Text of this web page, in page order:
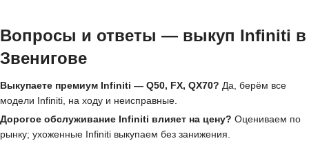
Вопросы и ответы — выкуп Infiniti в
Звенигове
Выкупаете премиум Infiniti — Q50, FX, QX70? Да, берём все
модели Infiniti, на ходу и неисправные.
Дорогое обслуживание Infiniti влияет на цену? Оцениваем по
рынку; ухоженные Infiniti выкупаем без занижения.